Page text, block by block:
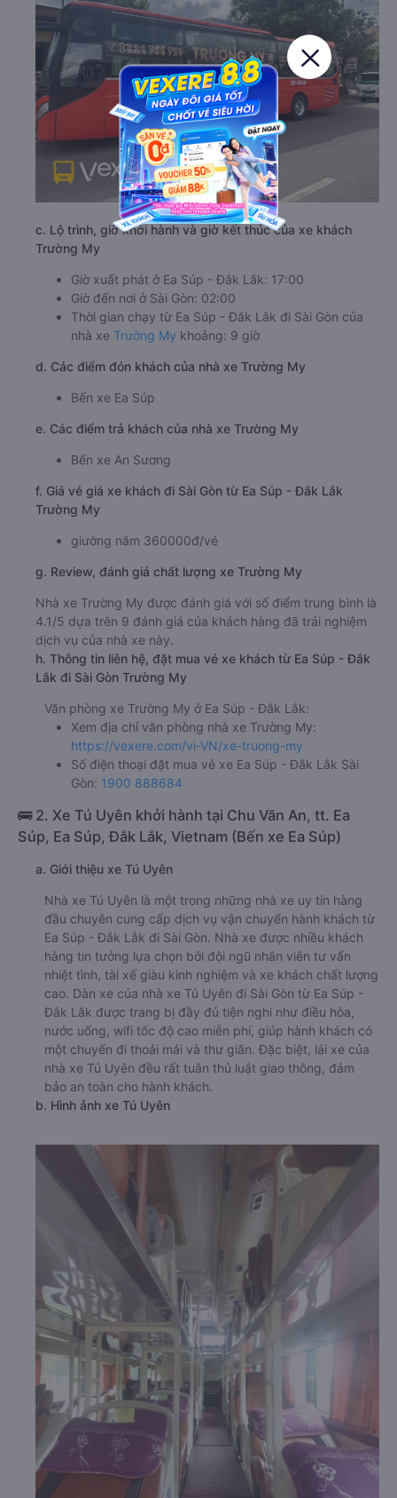
c. Lộ trình, giờ khởi hành và giờ kết thúc của xe khách
Trường My
Giờ xuất phát ở Ea Súp - Đắk Lắk: 17:00
Giờ đến nơi ở Sài Gòn: 02:00
Thời gian chạy từ Ea Súp - Đắk Lắk đi Sài Gòn của
nhà xe Trường My khoảng: 9 giờ
d. Các điểm đón khách của nhà xe Trường My
Bến xe Ea Súp
e. Các điểm trả khách của nhà xe Trường My
Bến xe An Sương
f. Giá vé giá xe khách đi Sài Gòn từ Ea Súp - Đắk Lắk
Trường My
giường nằm 360000đ/vé
g. Review, đánh giá chất lượng xe Trường My
Nhà xe Trường My được đánh giá với số điểm trung bình là
4.1/5 dựa trên 9 đánh giá của khách hàng đã trải nghiệm
dịch vụ của nhà xe này.
h. Thông tin liên hệ, đặt mua vé xe khách từ Ea Súp - Đắk
Lắk đi Sài Gòn Trường My
Văn phòng xe Trường My ở Ea Súp - Đắk Lắk:
Xem địa chỉ văn phòng nhà xe Trường My:
https://vexere.com/vi-VN/xe-truong-my
Số điện thoại đặt mua vé xe Ea Súp - Đắk Lắk Sài
Gòn: 1900 888684
🚌 2. Xe Tú Uyên khởi hành tại Chu Văn An, tt. Ea
Súp, Ea Súp, Đắk Lắk, Vietnam (Bến xe Ea Súp)
a. Giới thiệu xe Tú Uyên
Nhà xe Tú Uyên là một trong những nhà xe uy tín hàng
đầu chuyên cung cấp dịch vụ vận chuyển hành khách từ
Ea Súp - Đắk Lắk đi Sài Gòn. Nhà xe được nhiều khách
hàng tin tưởng lựa chọn bởi đội ngũ nhân viên tư vấn
nhiệt tình, tài xế giàu kinh nghiệm và xe khách chất lượng
cao. Dàn xe của nhà xe Tú Uyên đi Sài Gòn từ Ea Súp -
Đắk Lắk được trang bị đầy đủ tiện nghi như điều hòa,
nước uống, wifi tốc độ cao miễn phí, giúp hành khách có
một chuyến đi thoải mái và thư giãn. Đặc biệt, lái xe của
nhà xe Tú Uyên đều rất tuân thủ luật giao thông, đảm
bảo an toàn cho hành khách.
b. Hình ảnh xe Tú Uyên